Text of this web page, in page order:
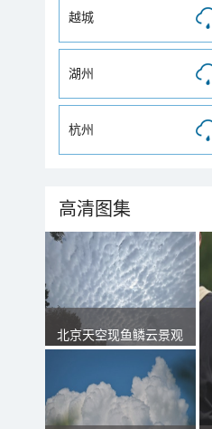
越城
湖州
杭州
高清图集
北京天空现鱼鳞云景观